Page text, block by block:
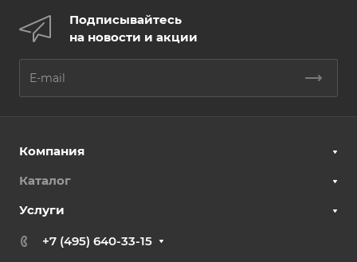
Подписывайтесь
на новости и акции
Компания
Каталог
Услуги
+7 (495) 640-33-15